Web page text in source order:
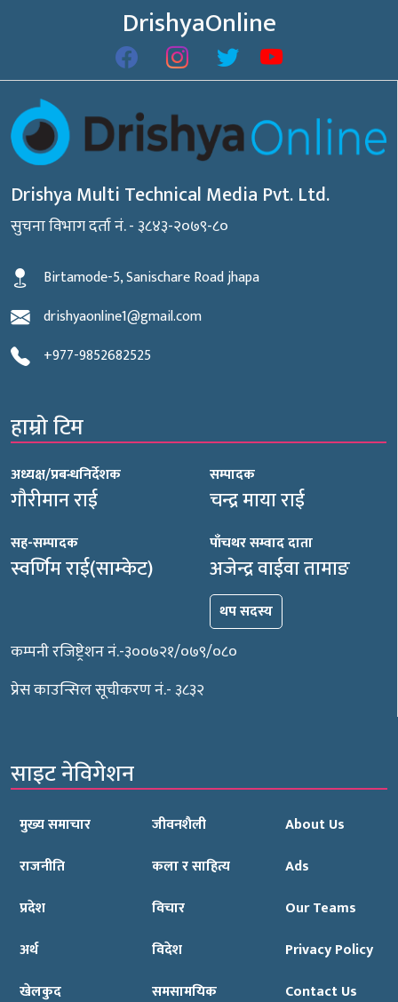
DrishyaOnline
Drishya Multi Technical Media Pvt. Ltd.
सुचना विभाग दर्ता नं. - ३८४३-२०७९-८०
Birtamode-5, Sanischare Road jhapa
drishyaonline1@gmail.com
+977-9852682525
हाम्रो टिम
अध्यक्ष/प्रबन्धनिर्देशक
गौरीमान राई
सम्पादक
चन्द्र माया राई
सह-सम्पादक
स्वर्णिम राई(साम्केट)
पाँचथर सम्वाद दाता
अजेन्द्र वाईवा तामाङ
थप सदस्य
कम्पनी रजिष्ट्रेशन नं.-३००७२१/०७९/०८०
प्रेस काउन्सिल सूचीकरण नं.- ३८३२
साइट नेविगेशन
मुख्य समाचार
राजनीति
प्रदेश
अर्थ
खेलकुद
जीवनशैली
कला र साहित्य
विचार
विदेश
समसामयिक
About Us
Ads
Our Teams
Privacy Policy
Contact Us